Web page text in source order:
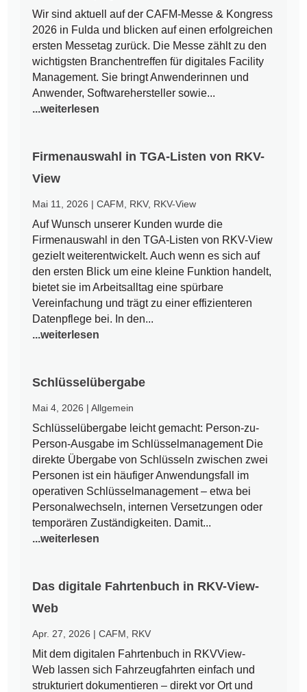
Wir sind aktuell auf der CAFM-Messe & Kongress
2026 in Fulda und blicken auf einen erfolgreichen
ersten Messetag zurück. Die Messe zählt zu den
wichtigsten Branchentreffen für digitales Facility
Management. Sie bringt Anwenderinnen und
Anwender, Softwarehersteller sowie...
...weiterlesen
Firmenauswahl in TGA-Listen von RKV-
View
Mai 11, 2026 |CAFM RKV, RKV-View
Auf Wunsch unserer Kunden wurde die
Firmenauswahl in den TGA-Listen von RKV-View
gezielt weiterentwickelt. Auch wenn es sich auf
den ersten Blick um eine kleine Funktion handelt,
bietet sie im Arbeitsalltag eine spürbare
Vereinfachung und trägt zu einer effizienteren
Datenpflege bei. In den...
...weiterlesen
Schlüsselübergabe
Mai 4, 2026 |Allgemein
Schlüsselübergabe leicht gemacht: Person-zu-
Person-Ausgabe im Schlüsselmanagement Die
direkte Übergabe von Schlüsseln zwischen zwei
Personen ist ein häufiger Anwendungsfall im
operativen Schlüsselmanagement – etwa bei
Personalwechseln, internen Versetzungen oder
temporären Zuständigkeiten. Damit...
...weiterlesen
Das digitale Fahrtenbuch in RKV-View-
Web
Apr. 27, 2026 |CAFM RKV
Mit dem digitalen Fahrtenbuch in RKVView-
Web lassen sich Fahrzeugfahrten einfach und
strukturiert dokumentieren – direkt vor Ort und